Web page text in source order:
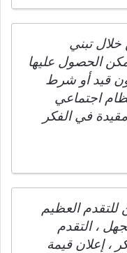
تبني
الحصول عليها
قيد أو شرط
اجتماعي
في الفكر
للتقدم العظيم
، التقدم
، إعلان قيمة